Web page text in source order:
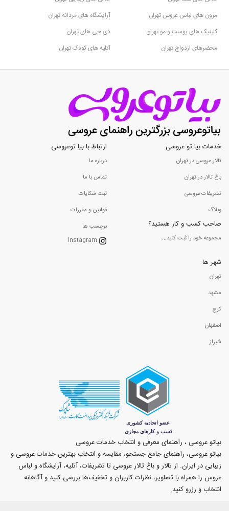
مزون های لباس عروس تهران
آرایشگاه های مردانه تهران
کلینیک های پوست و مو تهران
دی جی های تهران
محضرهای ازدواج تهران
آتلیه های کودک تهران
خدمات بیا تو عروسی
تالار عروسی در تهران
باغ تالار در تهران
تشریفات عروسی
وبلاگ
صاحب کسب و کار هستید؟
مجموعه خود را ثبت کنید...
ارتباط با بیا توعروسی
درباره ما
تماس با ما
ثبت شکایات
قوانین و مقررات
برچسب ها
Instagram
شهر ها
تهران
مشهد
کرج
اصفهان
شیراز
بیاتو عروسی ، راهنمای معرفی و انتخاب خدمات عروسی
بیاتو عروسی، راهنمای جامع جستجو، مقایسه و انتخاب بهترین خدمات عروسی و
زیبایی در ایران. از تالار و باغ تالار عروسی تا تشریفات، آتلیه، آرایشگاه و لباس
عروس را همراه با تصاویر، نظرات کاربران و تخفیف‌ها بررسی کنید و آگاهانه
انتخاب و رزرو کنید.